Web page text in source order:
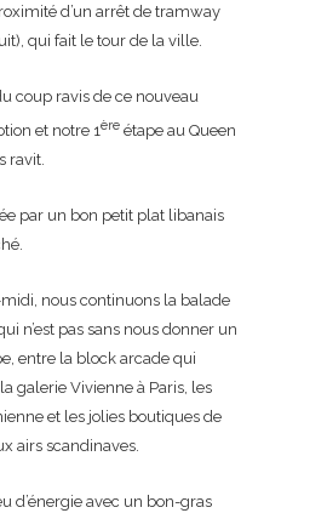
d’un arrêt de tramway
qui fait le tour de la ville.
coup ravis de ce nouveau
et notre 1ère étape au Queen
ravit.
par un bon petit plat libanais
midi, nous continuons la balade
n’est pas sans nous donner un
entre la block arcade qui
galerie Vivienne à Paris, les
et les jolies boutiques de
airs scandinaves.
d’énergie avec un bon-gras